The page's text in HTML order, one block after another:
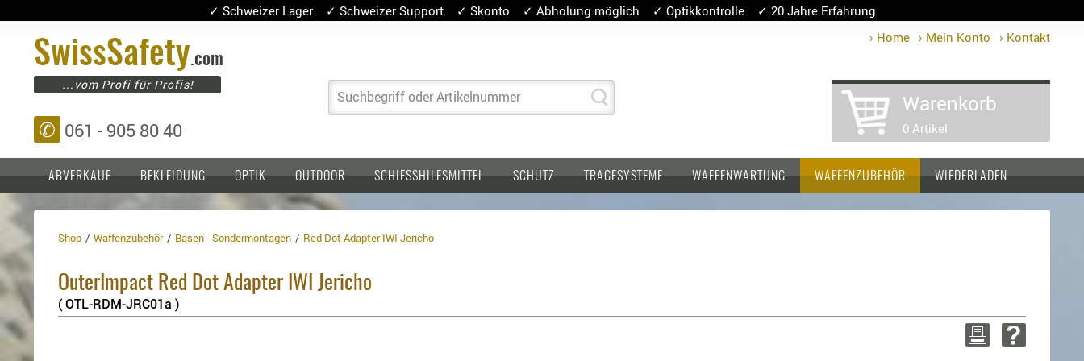
✓ Schweizer Lager ✓ Schweizer Support ✓ Skonto ✓ Abholung möglich ✓ Optikkontrolle ✓ 20 Jahre Erfahrung
› Home › Mein Konto › Kontakt
SwissSafety.com
...vom Profi für Profis!
✆ 061 - 905 80 40
Suchbegriff oder Artikelnummer Warenkorb
0 Artikel
ABVERKAUF BEKLEIDUNG OPTIK OUTDOOR SCHIESSHILFSMITTEL SCHUTZ
Einlagen,
Kopfschutz
Tragesysteme
TRAGESYSTEME
Holster
Grundplatten
Holster
WAFFENWARTUNG WAFFENZUBEHÖR WIEDERLADEN
Shop Waffenzubehör Basen - Sondermontagen Red Dot Adapter IWI Jericho
OuterImpact Red Dot Adapter IWI Jericho
( OTL-RDM-JRC01a )